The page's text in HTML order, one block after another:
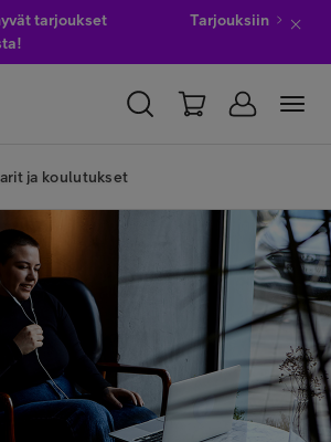
tarjoukset
Tarjouksiin
ja koulutukset